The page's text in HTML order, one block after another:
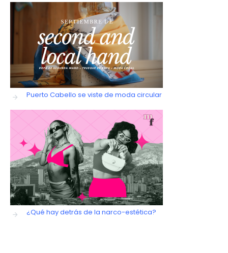
Puerto Cabello se viste de moda circular
¿Qué hay detrás de la narco-estética?